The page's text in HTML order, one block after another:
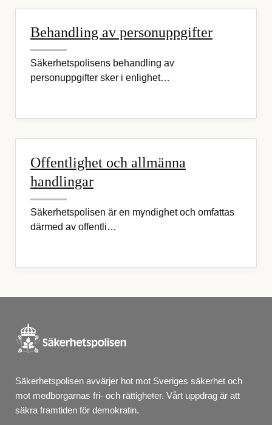
Behandling av personuppgifter
Säkerhetspolisens behandling av
personuppgifter sker i enlighet…
Offentlighet och allmänna
handlingar
Säkerhetspolisen är en myndighet och omfattas
därmed av offentli…
Säkerhetspolisen avvärjer hot mot Sveriges säkerhet och
mot medborgarnas fri- och rättigheter. Vårt uppdrag är att
säkra framtiden för demokratin.